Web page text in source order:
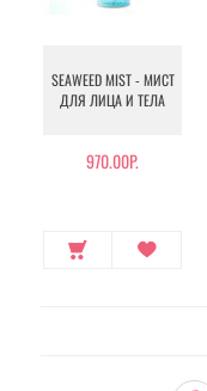
SEAWEED MIST - МИСТ
ДЛЯ ЛИЦА И ТЕЛА
970.00Р.